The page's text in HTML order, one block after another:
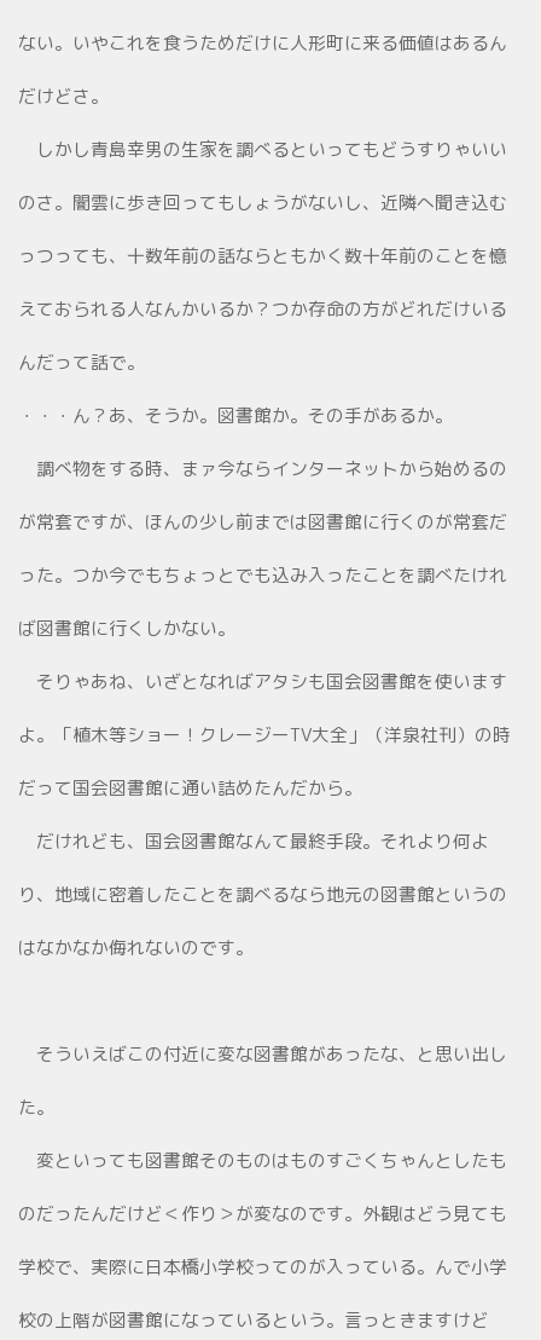
ない。いやこれを食うためだけに人形町に来る価値はあるん
だけどさ。
しかし青島幸男の生家を調べるといってもどうすりゃいい
のさ。闇雲に歩き回ってもしょうがないし、近隣へ聞き込む
っつっても、十数年前の話ならともかく数十年前のことを憶
えておられる人なんかいるか？つか存命の方がどれだけいる
んだって話で。
・・・ん？あ、そうか。図書館か。その手があるか。
調べ物をする時、まァ今ならインターネットから始めるの
が常套ですが、ほんの少し前までは図書館に行くのが常套だ
った。つか今でもちょっとでも込み入ったことを調べたけれ
ば図書館に行くしかない。
そりゃあね、いざとなればアタシも国会図書館を使います
よ。「植木等ショー！クレージーTV大全」（洋泉社刊）の時
だって国会図書館に通い詰めたんだから。
だけれども、国会図書館なんて最終手段。それより何よ
り、地域に密着したことを調べるなら地元の図書館というの
はなかなか侮れないのです。
そういえばこの付近に変な図書館があったな、と思い出し
た。
変といっても図書館そのものはものすごくちゃんとしたも
のだったんだけど＜作り＞が変なのです。外観はどう見ても
学校で、実際に日本橋小学校ってのが入っている。んで小学
校の上階が図書館になっているという。言っときますけど